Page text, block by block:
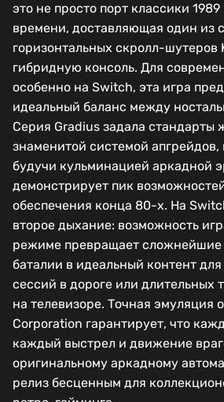
это не просто порт классики 1989
времени, доставляющая один из
горизонтальных скролл-шутеров
гибридную консоль. Для
особенно на Switch, эта игра
идеальный баланс между
Серия Gradius задала стандарты
знаменитой системой апгрейдов,
будучи кульминацией аркадной
демонстрирует пик
обеспечения конца 80-х. На
второе дыхание: возможность
режиме превращает сложнейшие
баталии в идеальный контент
сессий в дороге или длительных
на телевизоре. Точная эмуляция
Corporation гарантирует, что
каждый выстрел и движение
оригинальному аркадному
релиз бесценным для